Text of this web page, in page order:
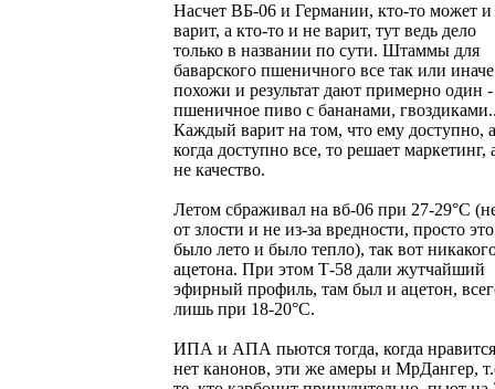
Насчет ВБ-06 и Германии, кто-то может и
варит, а кто-то и не варит, тут ведь дело
только в названии по сути. Штаммы для
баварского пшеничного все так или иначе
похожи и результат дают примерно один -
пшеничное пиво с бананами,
Каждый варит на том, что ему доступно, а
когда доступно все, то решает маркетинг,
не качество.
Летом сбраживал на вб-06 при 27-29°С
от злости и не из-за вредности, просто это
было лето и было тепло), так вот
ацетона. При этом Т-58 дали жутчайший
эфирный профиль, там был и ацетон,
лишь при 18-20°С.
ИПА и АПА пьются тогда, когда
нет канонов, эти же амеры и МрДангер,